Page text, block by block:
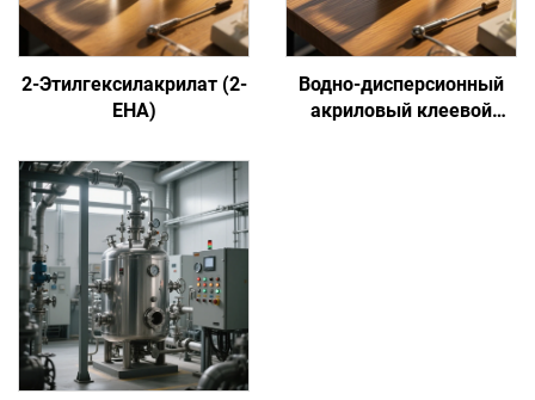
2-Этилгексилакрилат (2-
EHA)
Водно-дисперсионный
акриловый клеевой